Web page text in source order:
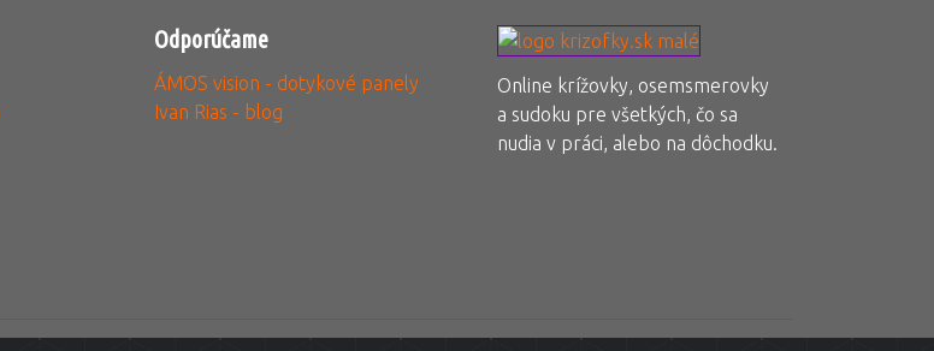
Odporúčame
ÁMOS vision - dotykové panely
Ivan Rias - blog
Online krížovky, osemsmerovky
a sudoku pre všetkých, čo sa
nudia v práci, alebo na dôchodku.